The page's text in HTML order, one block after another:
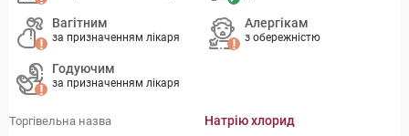
Вагітним
за призначенням лікаря
Алергікам
з обережністю
Годуючим
за призначенням лікаря
Торгівельна назва Натрію хлорид